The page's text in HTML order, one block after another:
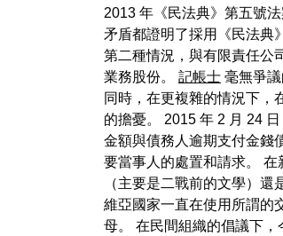
2013 年《民法典》第五號
矛盾都證明了採用《民法典
第二種情況，與有限責任
業務股份。 記帳士 毫無爭
同時，在更複雜的情況下，
的擔憂。 2015 年 2 月 24
金額與債務人逾期支付金錢
要當事人的處置和請求。
（主要是二戰前的文學）
維亞國家一直在使用所謂的
母。 在民間組織的倡議下